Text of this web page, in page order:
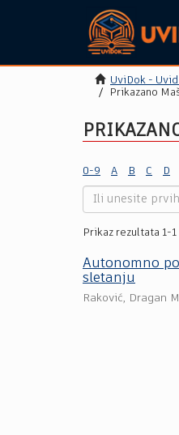
UviDok -
Prikazano
0-9 A B C D
Prikaz rezultata 1-1
Autonomno
sletanju
Raković, Dragan